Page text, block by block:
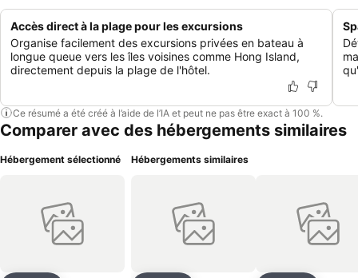
Accès direct à la plage pour les excursions
Organise facilement des excursions privées en bateau à
longue queue vers les îles voisines comme Hong Island,
directement depuis la plage de l'hôtel.
Ce résumé a été créé à l’aide de l’IA et peut ne pas être exact à 100 %.
Comparer avec des hébergements similaires
Hébergement sélectionné Hébergements similaires